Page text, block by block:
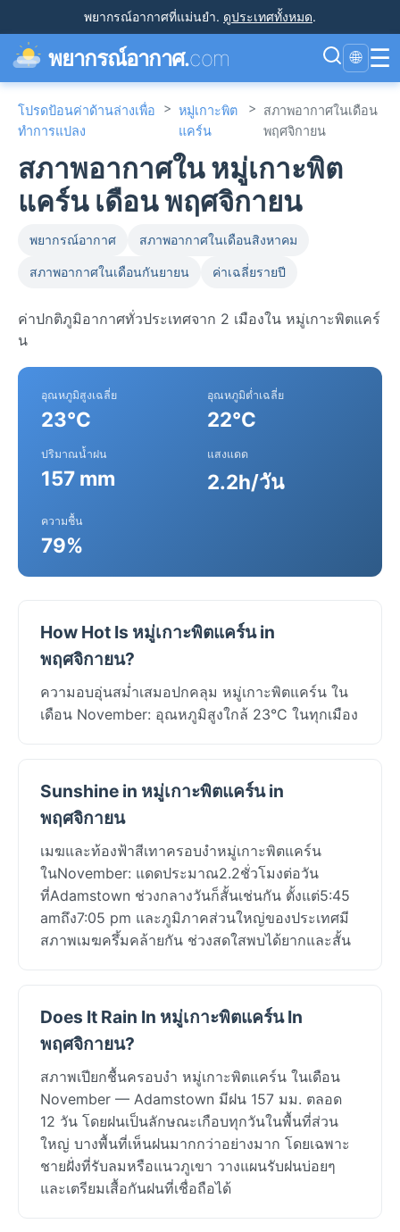
พยากรณ์อากาศที่แม่นยำ. ดูประเทศทั้งหมด.
พยากรณ์อากาศ.com 🌐 ☰
โปรดป้อนค่าด้านล่างเพื่อ
ทำการแปลง
> หมู่เกาะพิต
แคร์น
> สภาพอากาศในเดือน
พฤศจิกายน
สภาพอากาศใน หมู่เกาะพิต
แคร์น เดือน พฤศจิกายน
พยากรณ์อากาศ สภาพอากาศในเดือนสิงหาคม
สภาพอากาศในเดือนกันยายน ค่าเฉลี่ยรายปี
ค่าปกติภูมิอากาศทั่วประเทศจาก 2 เมืองใน หมู่เกาะพิตแคร์
น
อุณหภูมิสูงเฉลี่ย
23°C
อุณหภูมิต่ำเฉลี่ย
22°C
ปริมาณน้ำฝน
157 mm
แสงแดด
2.2h/วัน
ความชื้น
79%
How Hot Is หมู่เกาะพิตแคร์น in
พฤศจิกายน?
ความอบอุ่นสม่ำเสมอปกคลุม หมู่เกาะพิตแคร์น ใน
เดือน November: อุณหภูมิสูงใกล้ 23°C ในทุกเมือง
Sunshine in หมู่เกาะพิตแคร์น in
พฤศจิกายน
เมฆและท้องฟ้าสีเทาครอบงำหมู่เกาะพิตแคร์น
ในNovember: แดดประมาณ2.2ชั่วโมงต่อวัน
ที่Adamstown ช่วงกลางวันก็สั้นเช่นกัน ตั้งแต่5:45
amถึง7:05 pm และภูมิภาคส่วนใหญ่ของประเทศมี
สภาพเมฆครึ้มคล้ายกัน ช่วงสดใสพบได้ยากและสั้น
Does It Rain In หมู่เกาะพิตแคร์น In
พฤศจิกายน?
สภาพเปียกชื้นครอบงำ หมู่เกาะพิตแคร์น ในเดือน
November — Adamstown มีฝน 157 มม. ตลอด
12 วัน โดยฝนเป็นลักษณะเกือบทุกวันในพื้นที่ส่วน
ใหญ่ บางพื้นที่เห็นฝนมากกว่าอย่างมาก โดยเฉพาะ
ชายฝั่งที่รับลมหรือแนวภูเขา วางแผนรับฝนบ่อยๆ
และเตรียมเสื้อกันฝนที่เชื่อถือได้